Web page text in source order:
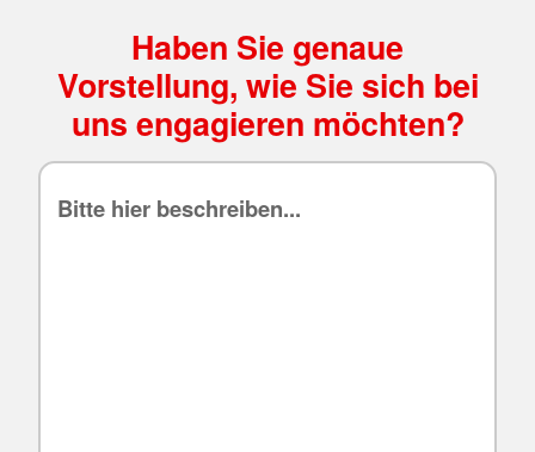
Haben Sie genaue
Vorstellung, wie Sie sich bei
uns engagieren möchten?